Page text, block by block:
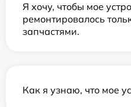
Я хочу, чтобы мое
ремонтировалось
запчастями.
Как я узнаю, что мое